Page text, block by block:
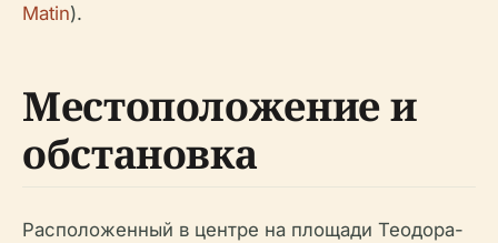
Matin).
Местоположение и
обстановка
Расположенный в центре на площади Теодора-